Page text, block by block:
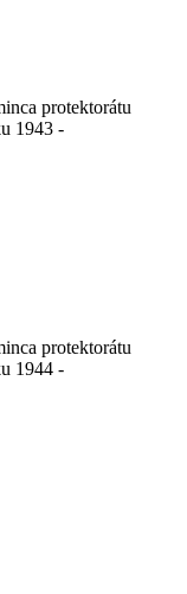
protektorátu
1943 -
protektorátu
1944 -